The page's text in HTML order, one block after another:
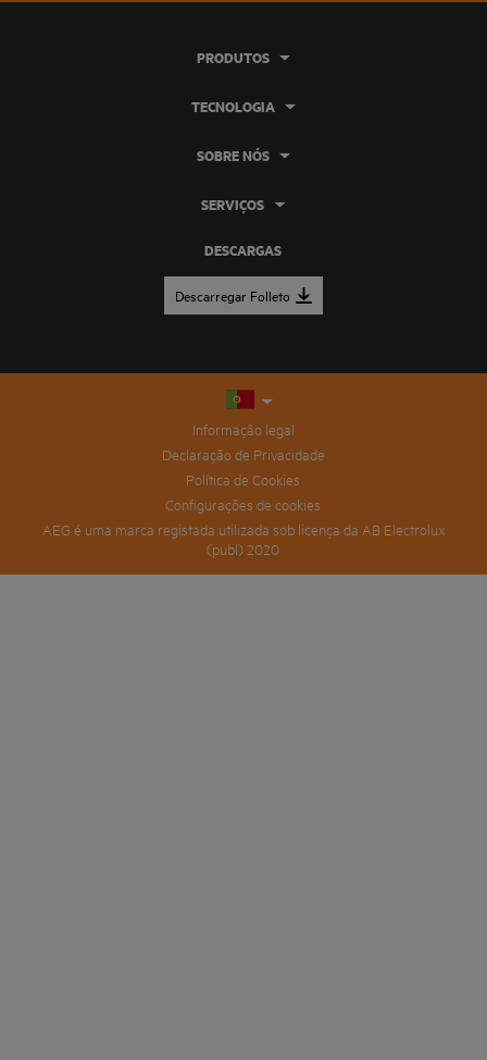
DESCARGAS
Descarregar Folleto
PRODUTOS
TECNOLOGIA
SOBRE NÓS
SERVIÇOS
Informação legal
Declaração de Privacidade
Política de Cookies
Configurações de cookies
AEG é uma marca registada utilizada sob licença da AB Electrolux
(publ) 2020